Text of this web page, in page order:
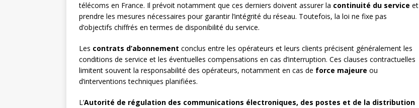
télécoms en France. Il prévoit notamment que ces derniers doivent assurer la continuité du service et
prendre les mesures nécessaires pour garantir l’intégrité du réseau. Toutefois, la loi ne fixe pas
d’objectifs chiffrés en termes de disponibilité du service.
Les contrats d’abonnement conclus entre les opérateurs et leurs clients précisent généralement les
conditions de service et les éventuelles compensations en cas d’interruption. Ces clauses contractuelles
limitent souvent la responsabilité des opérateurs, notamment en cas de force majeure ou
d’interventions techniques planifiées.
L’Autorité de régulation des communications électroniques, des postes et de la distribution